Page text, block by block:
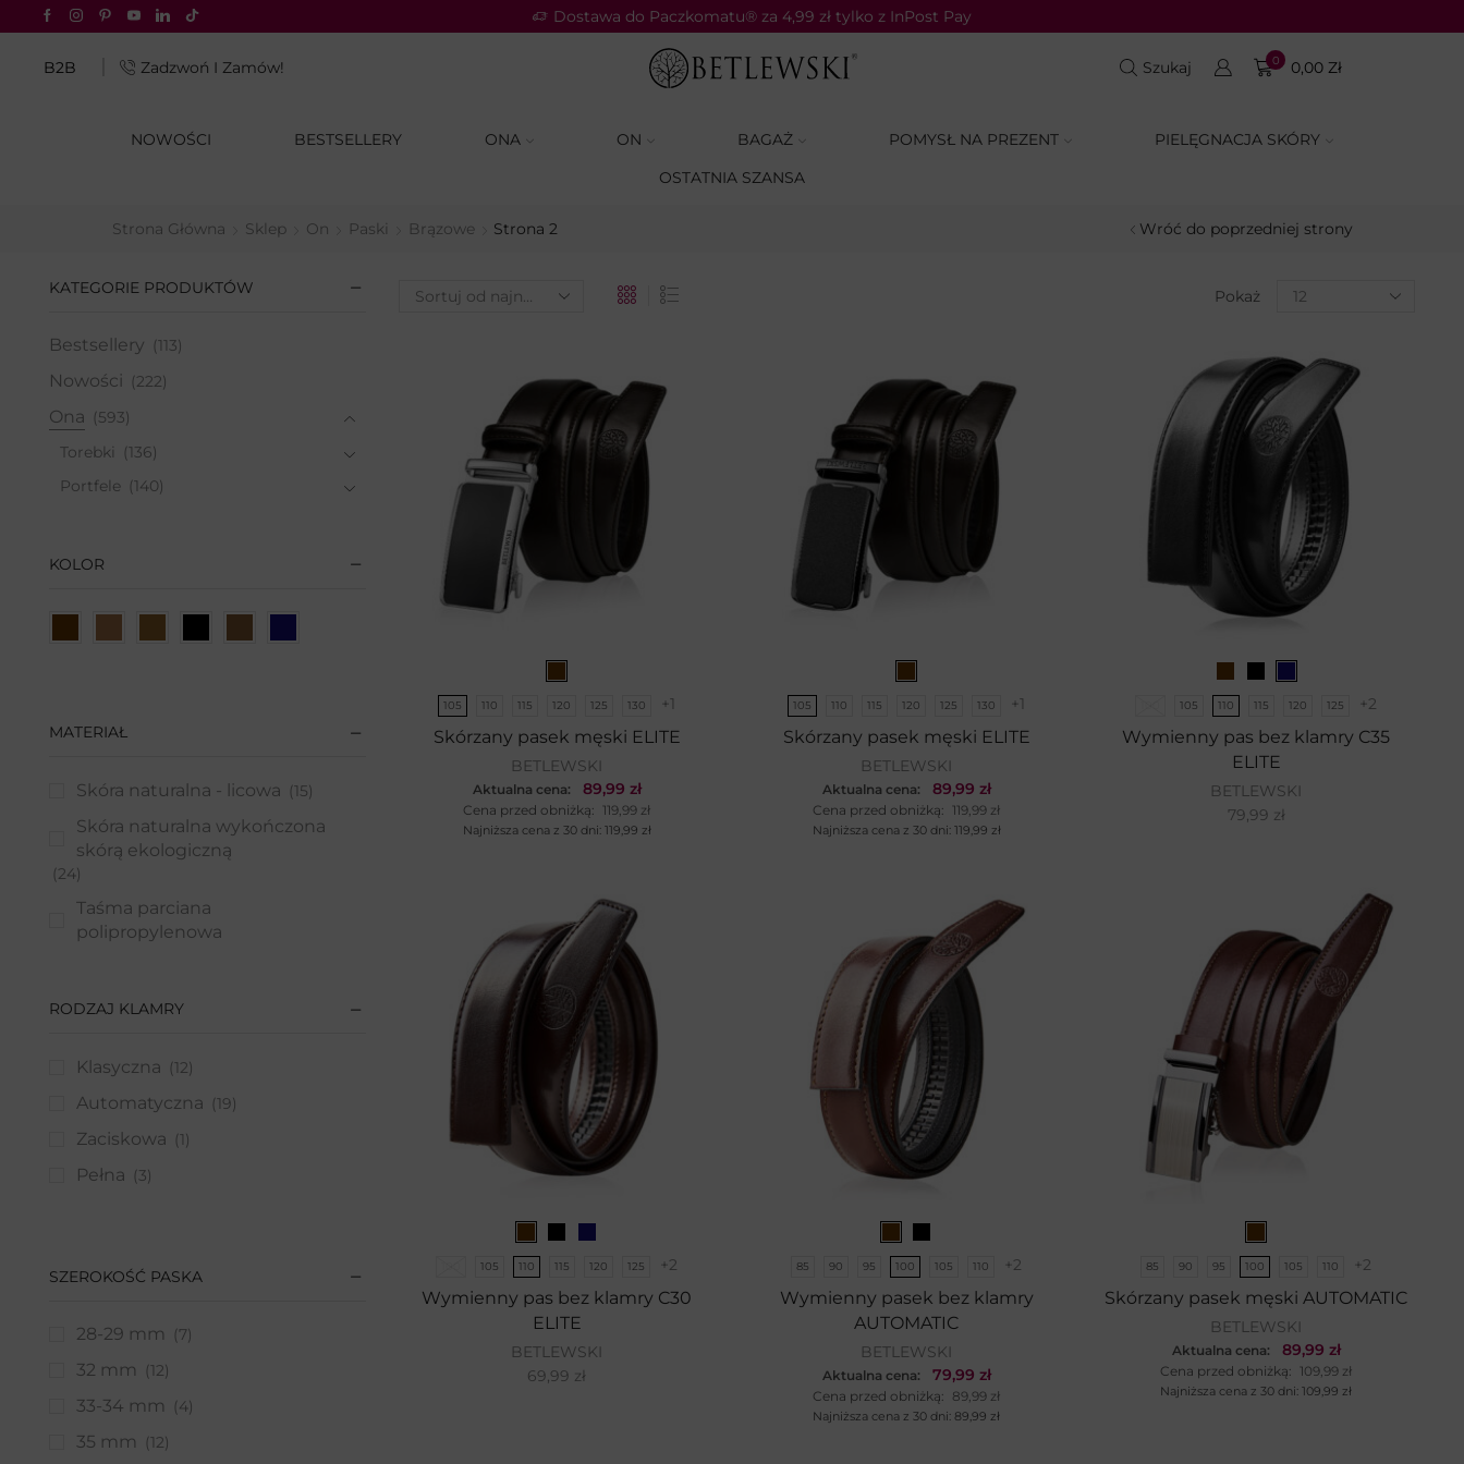
do -70% Sprawdź okazje! Dostawa do Paczkomatu® za 4,99 zł tylko z InPost Pay
B2B Zadzwoń I Zamów! Szukaj 0 0,00 Zł
NOWOŚCI BESTSELLERY ONA ON BAGAŻ POMYSŁ NA PREZENT
PIELĘGNACJA SKÓRY
OSTATNIA SZANSA
Strona Główna Sklep On Paski Brązowe Strona 2 Wróć do poprzedniej strony
Pokaż
105 110 115 120 125 130 +1
Skórzany pasek męski ELITE
BETLEWSKI
Aktualna cena: 89,99 zł
Cena przed obniżką: 119,99 zł
Najniższa cena z 30 dni: 119,99 zł
105 110 115 120 125 130 +1
Skórzany pasek męski ELITE
BETLEWSKI
Aktualna cena: 89,99 zł
Cena przed obniżką: 119,99 zł
Najniższa cena z 30 dni: 119,99 zł
105 110 115 120 125 +2
Wymienny pas bez klamry C35
ELITE
BETLEWSKI
79,99 zł
105 110 115 120 125 +2
Wymienny pas bez klamry C30
ELITE
BETLEWSKI
69,99 zł
85 90 95 100 105 110 +2
Wymienny pasek bez klamry
AUTOMATIC
BETLEWSKI
Aktualna cena: 79,99 zł
Cena przed obniżką: 89,99 zł
Najniższa cena z 30 dni: 89,99 zł
85 90 95 100 105 110 +2
Skórzany pasek męski AUTOMATIC
BETLEWSKI
Aktualna cena: 89,99 zł
Cena przed obniżką: 109,99 zł
Najniższa cena z 30 dni:109,99 zł
KATEGORIE PRODUKTÓW
Bestsellery (113)
Nowości (222)
Ona (593)
Torebki
(136)
Portfele (140)
Paski (150)
Czarne (50)
Brązowe (40)
Skórzane
(118)
Paski XXL
(17)
Etui (37)
Odzież męska
(6)
Dziecko
Torebki i plecaki
Paski
(7)
Walizki (31)
Kuferki podróżne
Kosmetyczki
(37)
Plecaki (9)
KOLOR
MATERIAŁ
Skóra naturalna - licowa (15)
Skóra naturalna wykończona
skórą ekologiczną
(24)
Taśma parciana
polipropylenowa
RODZAJ KLAMRY
Klasyczna (12)
Automatyczna (19)
Zaciskowa (1)
Pełna (3)
SZEROKOŚĆ PASKA
28-29 mm (7)
32 mm (12)
33-34 mm (4)
35 mm (12)